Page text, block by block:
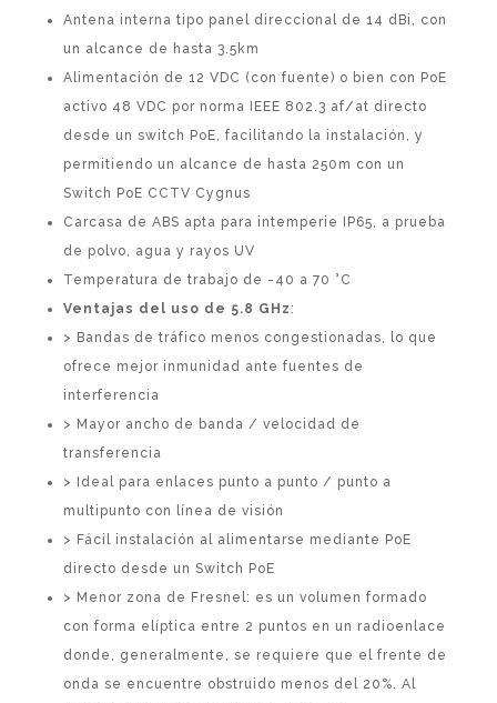
Antena interna tipo panel direccional de 14 dBi, con
un alcance de hasta 3.5km
Alimentación de 12 VDC (con fuente) o bien con PoE
activo 48 VDC por norma IEEE 802.3 af/at directo
desde un switch PoE, facilitando la instalación, y
permitiendo un alcance de hasta 250m con un
Switch PoE CCTV Cygnus
Carcasa de ABS apta para intemperie IP65, a prueba
de polvo, agua y rayos UV
Temperatura de trabajo de -40 a 70 °C
Ventajas del uso de 5.8 GHz :
> Bandas de tráfico menos congestionadas, lo que
ofrece mejor inmunidad ante fuentes de
interferencia
> Mayor ancho de banda / velocidad de
transferencia
> Ideal para enlaces punto a punto / punto a
multipunto con línea de visión
> Fácil instalación al alimentarse mediante PoE
directo desde un Switch PoE
> Menor zona de Fresnel: es un volumen formado
con forma elíptica entre 2 puntos en un radioenlace
donde, generalmente, se requiere que el frente de
onda se encuentre obstruido menos del 20%. Al